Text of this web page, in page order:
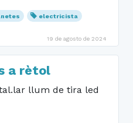
electricista
19 de agosto de 2024
a rètol
llum de tira led